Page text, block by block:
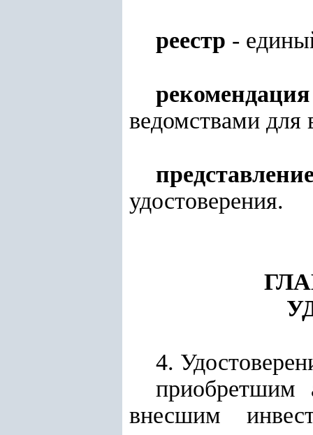
реестр -
рекомендация
ведомствами для
удостоверения.
4.
приобретшим
внесшим